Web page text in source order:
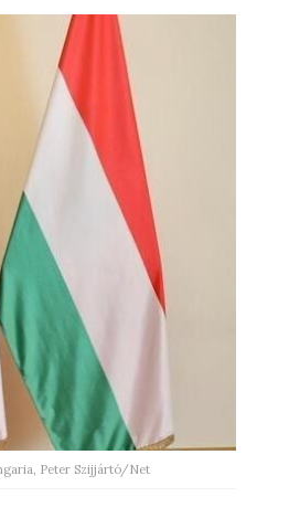
Peter Szijjártó/Net